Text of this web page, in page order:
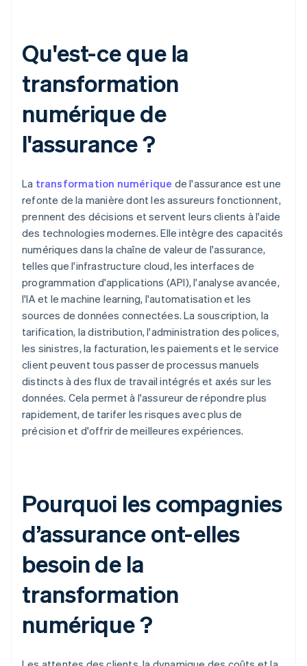
Qu'est-ce que la
transformation
numérique de
l'assurance ?
La transformation numérique de l'assurance est une
refonte de la manière dont les assureurs fonctionnent,
prennent des décisions et servent leurs clients à l'aide
des technologies modernes. Elle intègre des capacités
numériques dans la chaîne de valeur de l'assurance,
telles que l'infrastructure cloud, les interfaces de
programmation d'applications (API), l'analyse avancée,
l'IA et le machine learning, l'automatisation et les
sources de données connectées. La souscription, la
tarification, la distribution, l'administration des polices,
les sinistres, la facturation, les paiements et le service
client peuvent tous passer de processus manuels
distincts à des flux de travail intégrés et axés sur les
données. Cela permet à l'assureur de répondre plus
rapidement, de tarifer les risques avec plus de
précision et d'offrir de meilleures expériences.
Pourquoi les compagnies
d’assurance ont-elles
besoin de la
transformation
numérique ?